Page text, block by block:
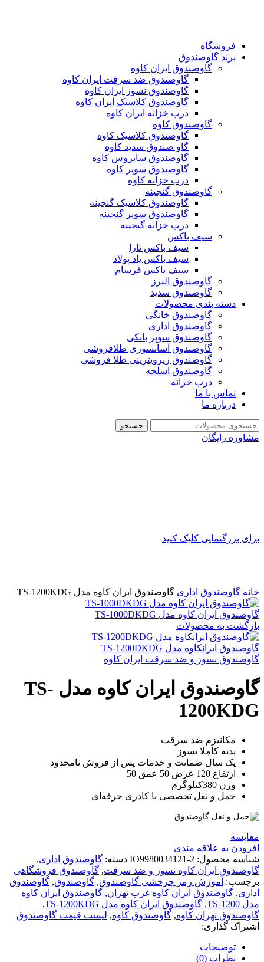
فروشگاه
برند گاوصندوق
گاوصندوق ایران کاوه
گاوصندوق ضد سرقت ایران کاوه
گاوصندوق نسوز ایران کاوه
گاوصندوق کلاسیک ایران کاوه
درب خزانه ایران کاوه
گاوصندوق کاوه
گاوصندوق کلاسیک کاوه
گاو صندوق سدید کاوه
گاوصندوق سایروس کاوه
گاوصندوق سوپر کاوه
درب خزانه کاوه
گاوصندوق گنجینه
گاوصندوق کلاسیک گنجینه
گاوصندوق سوپر گنجینه
درب خزانه گنجینه
سیف باکس
سیف باکس تارا
سیف باکس پاد پولاد
سیف باکس فرسام
گاوصندوق البرز
گاوصندوق سدید
دسته بندی محصولات
گاوصندوق خانگی
گاوصندوق اداری
گاوصندوق سوپر بانکی
گاوصندوق آسانسوری طلافروشی
گاوصندوق زیرویترینی طلا فروشی
گاوصندوق اسلحه
درب خزانه
تماس با ما
درباره ما
جستجو
مشاوره رایگان
برای بزرگنمایی کلیک کنید
خانه گاوصندوق اداری گاوصندوق ایران کاوه مدل TS-1200KDG
گاوصندوق ایران کاوه مدل TS-1000DKDG
بازگشت به محصولات
گاوصندوق ایرانکاوه مدل TS-1200DKDG
گاوصندوق نسوز و ضد سرقت ایران کاوه
گاوصندوق ایران کاوه مدل TS-
1200KDG
مکانیزم ضد سرقت
بدنه کاملا نسوز
یک سال ضمانت و خدمات پس از فروش نامحدود
ارتفاع 120 عرض 50 عمق 50
وزن 380کیلوگرم
حمل و نقل تخصصی با کادری حرفه‌ای
مقايسه
افزودن به علاقه مندی
شناسه محصول: IO9980034121-2 دسته: گاوصندوق اداری,
گاوصندوق ایران کاوه نسوز و ضد سرقت, گاوصندوق فروشگاهی
برچسب: آموزش رمز چرخشی گاوصندوق, گاوصندوق, گاوصندوق
اداری, گاوصندوق ایران کاوه غرب تهران, گاوصندوق ایران کاوه
مدل TS-1200
, گاوصندوق ایران کاوه مدل TS-1200KDG
,
گاوصندوق تهران کاوه, گاوصندوق کاوه, لیست قیمت گاوصندوق
اشتراک گذاری:
توضیحات
نظرات (0)